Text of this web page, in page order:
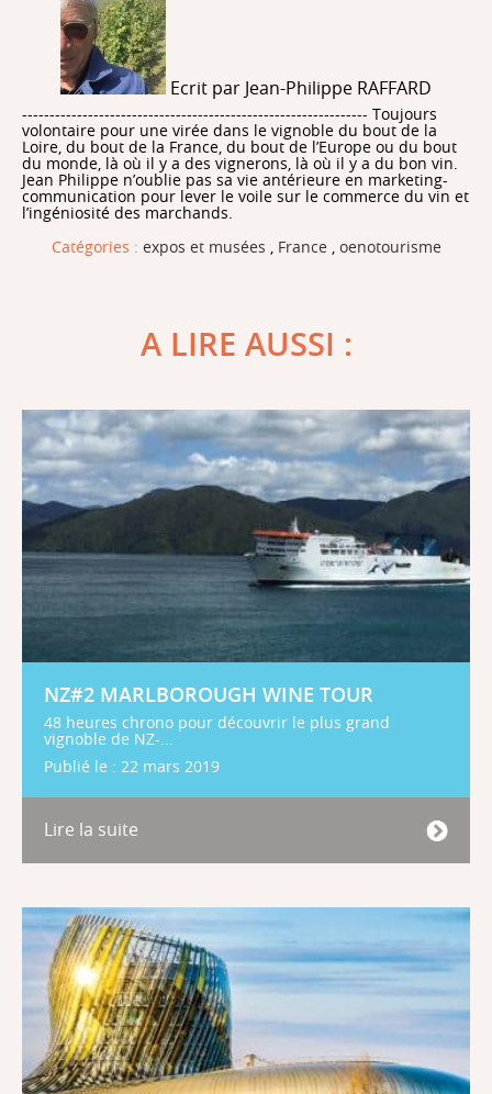
Ecrit par Jean-Philippe RAFFARD
--------------------------------------------------------------- Toujours
volontaire pour une virée dans le vignoble du bout de la
Loire, du bout de la France, du bout de l’Europe ou du bout
du monde, là où il y a des vignerons, là où il y a du bon vin.
Jean Philippe n’oublie pas sa vie antérieure en marketing-
communication pour lever le voile sur le commerce du vin et
l’ingéniosité des marchands.
Catégories : expos et musées , France, oenotourisme
A LIRE AUSSI :
NZ#2 MARLBOROUGH WINE TOUR
48 heures chrono pour découvrir le plus grand
vignoble de NZ-...
Publié le : 22 mars 2019
Lire la suite